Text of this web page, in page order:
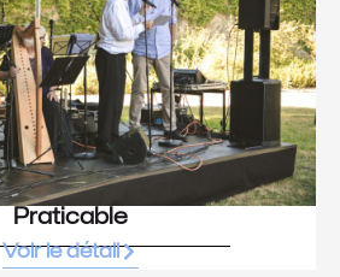
Praticable
Voir le détail